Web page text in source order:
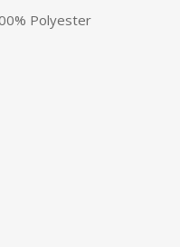
Polyester